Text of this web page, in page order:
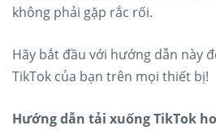
không phải gặp rắc rối.
Hãy bắt đầu với hướng dẫn này
TikTok của bạn trên mọi thiết bị!
Hướng dẫn tải xuống TikTok